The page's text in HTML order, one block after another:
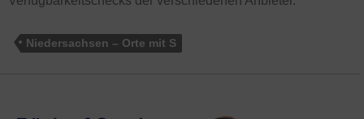
Niedersachsen – Orte mit S